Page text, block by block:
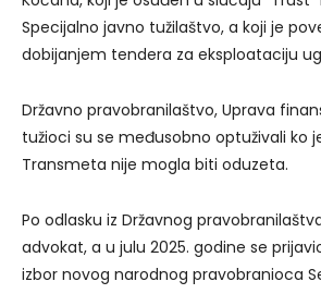
Specijalno javno tužilaštvo, a koji je
dobijanjem tendera za eksploataciju
Državno pravobranilaštvo, Uprava
tužioci su se međusobno optuživali ko
Transmeta nije mogla biti oduzeta.
Po odlasku iz Državnog
advokat, a u julu 2025. godine se
izbor novog narodnog pravobranioca